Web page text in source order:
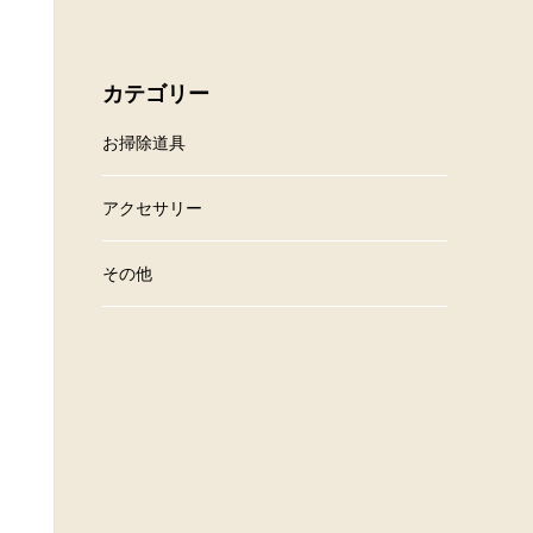
カテゴリー
お掃除道具
アクセサリー
その他